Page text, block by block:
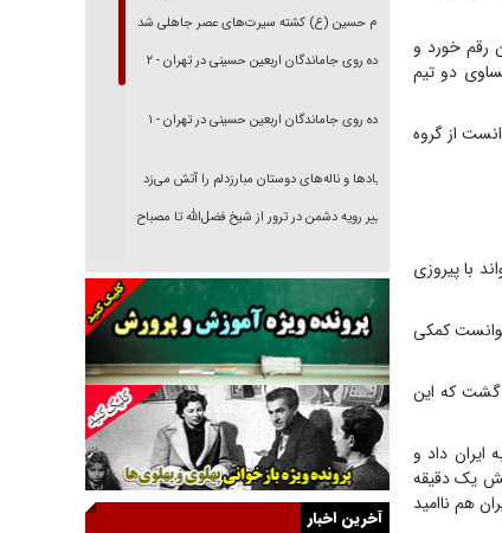
رقم خورد و
دو تیم
از گروه
با پیروزی
کمکی
گشت که این
به ایران داد و
یک دقیقه
به ۳ دو تیم آخرین امید ایران هم ناامید
امام حسین (ع) کشته سیرت‌های عصر جاهلی شد
پیاده روی جاماندگان اربعین حسینی در تهران - ۲
پیاده روی جاماندگان اربعین حسینی در تهران - ۱
فریاد‌ها و ناله‌های دوستان مبارزدلم را آتش می‌زد
تغییر رویه دشمن در ترور از شیخ فضل‌الله تا مصباح
خرید قسطی اولش خنده و آخرش گریه است!
فوتبال و آن «بالا»!
راهبرد غافلگیری با نسل جدید پهپاد‌ها
جنجال پزشکان تقلبی در صنعت زیبایی
یهودی‌ها در ادبیات داستانی اروپا؛ از شکسپیر تا
دیکنز
گفت‌وگو با خواهر یکی از شهدای جنگ رمضان/
خواهرم فرمانده جهادی و اهل خدمت بی‌منت بود
آخرین اخبار